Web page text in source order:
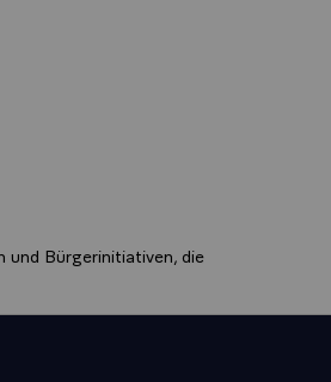
und Bürgerinitiativen, die